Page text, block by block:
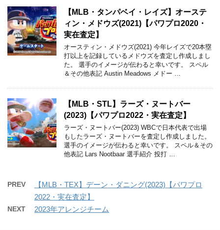
【MLB・タンパベイ・レイズ】オーステ
ィン・メドウズ(2021)【パワプロ2020・
実在査定】
オースティン・メドウズ(2021) 今年レイズで20本塁
打以上を記録しているメドウズを査定し作成しまし
た。 選手のイメージが伝わると幸いです。 スペル
＆その他表記 Austin Meadows メドー …
【MLB・STL】ラーズ・ヌートバー
(2023)【パワプロ2022・実在査定】
ラーズ・ヌートバー(2023) WBCで日本代表で出場
もしたラーズ・ヌートバーを査定し作成しました。
選手のイメージが伝わると幸いです。 スペル＆その
他表記 Lars Nootbaar 選手紹介 投打 …
PREV
【MLB・TEX】デーン・ダニング(2023)【パワプロ
2022・実在査定】
NEXT 2023年アレンジチーム